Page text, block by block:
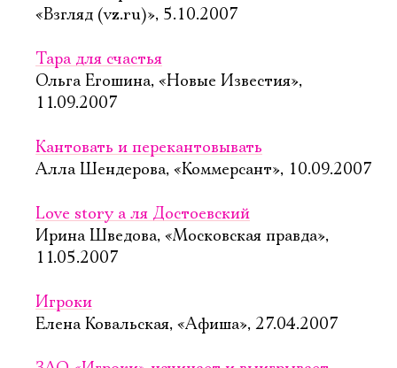
«Взгляд (vz.ru)», 5.10.2007
Тара для счастья
Ольга Егошина, «Новые Известия»,
11.09.2007
Кантовать и перекантовывать
Алла Шендерова, «Коммерсант», 10.09.2007
Love story а ля Достоевский
Ирина Шведова, «Московская правда»,
11.05.2007
Игроки
Елена Ковальская, «Афиша», 27.04.2007